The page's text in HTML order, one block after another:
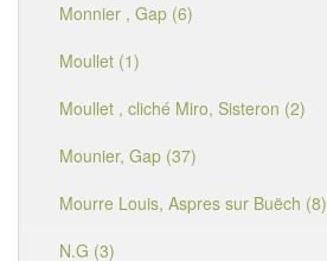
Monnier , Gap (6)
Moullet (1)
Moullet , cliché Miro, Sisteron (2)
Mounier, Gap (37)
Mourre Louis, Aspres sur Buëch (8)
N.G (3)